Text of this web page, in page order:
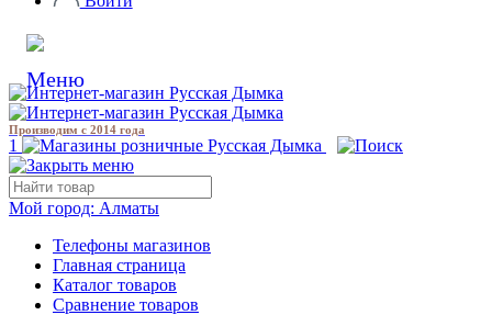
Производим с 2014 года
1
Мой город: Алматы
Телефоны магазинов
Главная страница
Каталог товаров
Сравнение товаров